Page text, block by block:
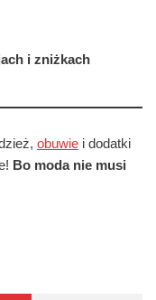
i zniżkach
obuwie i dodatki
Bo moda nie musi